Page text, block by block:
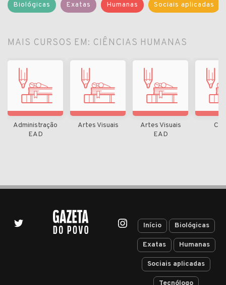
Biológicas Exatas Humanas Sociais aplicadas
MAIS CURSOS EM: CIÊNCIAS HUMANAS
Administração
EAD
Artes Visuais
Artes Visuais
EAD
Início Biológicas
Exatas Humanas
Sociais aplicadas
Tecnólogo